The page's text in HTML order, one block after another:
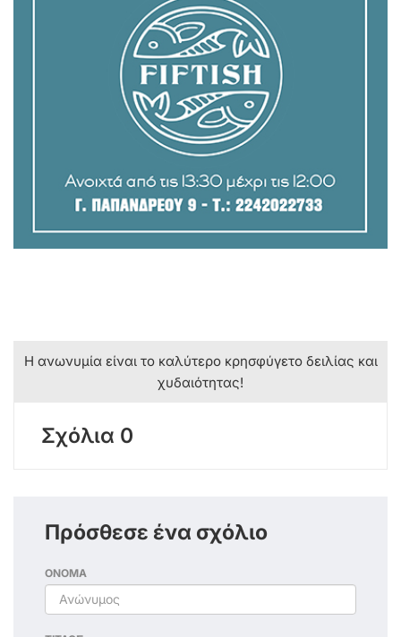
Η ανωνυμία είναι το καλύτερο κρησφύγετο δειλίας και
χυδαιότητας!
Σχόλια 0
Πρόσθεσε ένα σχόλιο
ΟΝΟΜΑ